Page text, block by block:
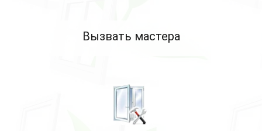
Вызвать мастера